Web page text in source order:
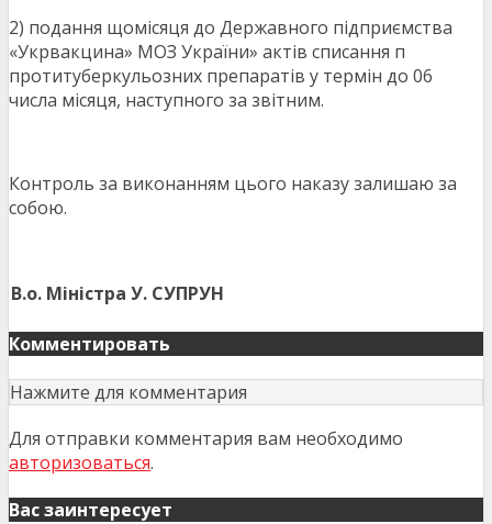
2) подання щомісяця до Державного підприємства
«Укрвакцина» МОЗ України» актів списання п
протитуберкульозних препаратів у термін до 06
числа місяця, наступного за звітним.
Контроль за виконанням цього наказу залишаю за
собою.
В.о. Міністра У. СУПРУН
Комментировать
Нажмите для комментария
Для отправки комментария вам необходимо
авторизоваться.
Вас заинтересует